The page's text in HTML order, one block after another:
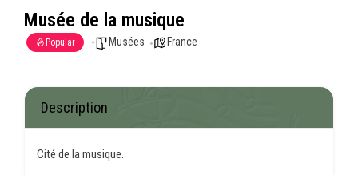
Musée de la musique
Popular Musées France
Description
Cité de la musique.